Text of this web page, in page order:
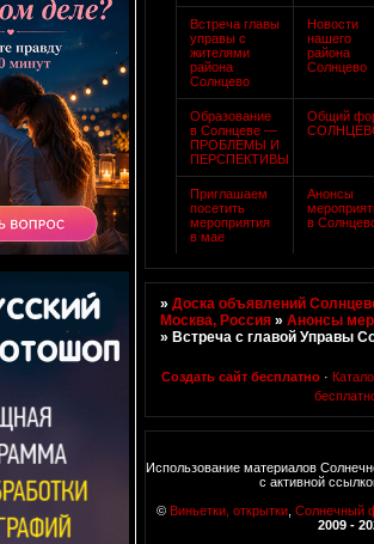
Встреча главы
управы с
жителями
района
Солнцево
Новости
нашего
района
Солнцево
Образование
в Солнцеве —
ПРОБЛЕМЫ И
ПЕРСПЕКТИВЫ
Общий
Приглашаем
посетить
мероприятия
в мае
Анонсы
в
»Доска объявлений
Москва, Россия »Анонсы
»Встреча с главой Управы
Создать сайт бесплатно ·
Использование материалов
с активной
© Виньетки, открытки Солнечный
2009 -